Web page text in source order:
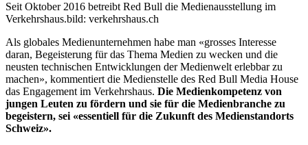
Seit Oktober 2016 betreibt Red Bull die Medienausstellung im
Verkehrshaus.bild: verkehrshaus.ch
Als globales Medienunternehmen habe man «grosses Interesse
daran, Begeisterung für das Thema Medien zu wecken und die
neusten technischen Entwicklungen der Medienwelt erlebbar zu
machen», kommentiert die Medienstelle des Red Bull Media House
das Engagement im Verkehrshaus. Die Medienkompetenz von
jungen Leuten zu fördern und sie für die Medienbranche zu
begeistern, sei «essentiell für die Zukunft des Medienstandorts
Schweiz».